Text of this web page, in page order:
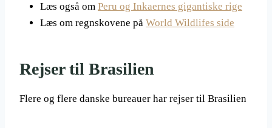
Læs også om Peru og Inkaernes gigantiske rige
Læs om regnskovene på World Wildlifes side
Rejser til Brasilien
Flere og flere danske bureauer har rejser til Brasilien